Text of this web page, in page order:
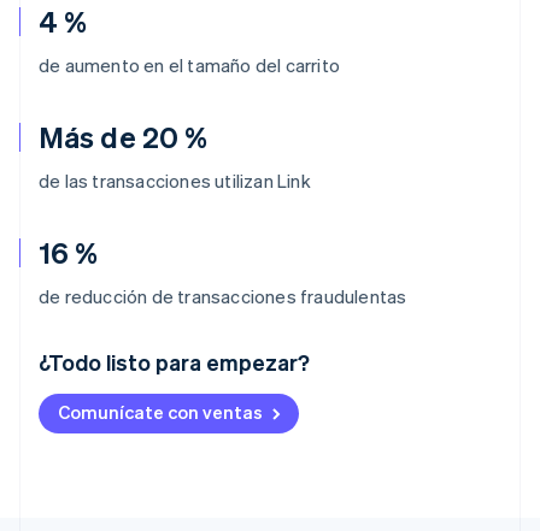
4 %
de aumento en el tamaño del carrito
Más de 20 %
de las transacciones utilizan Link
16 %
de reducción de transacciones fraudulentas
¿Todo listo para empezar?
Comunícate con ventas
Alemania
DeutschEnglish
Australia